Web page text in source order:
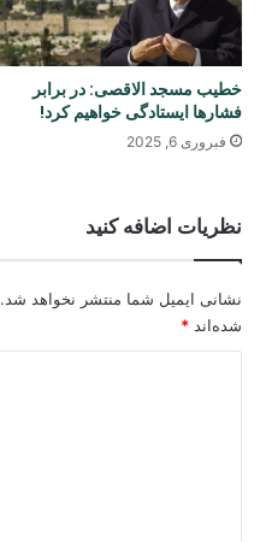
خطیب مسجد الاقصی: در برابر
فشارها ایستادگی خواهیم کرد!
فبروری 6, 2025
نظریات اضافه کنید
نشانی ایمیل شما منتشر نخواهد شد.
شده‌اند *